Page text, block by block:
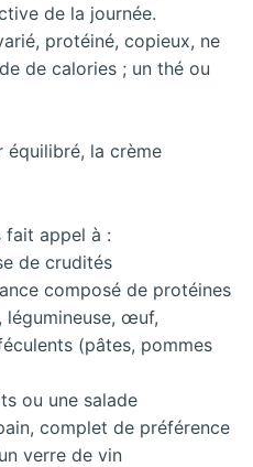
de la journée.
protéiné, copieux, ne
de calories ; un thé ou
équilibré, la crème
fait appel à :
de crudités
composé de protéines
légumineuse, œuf,
(pâtes, pommes
ou une salade
complet de préférence
verre de vin